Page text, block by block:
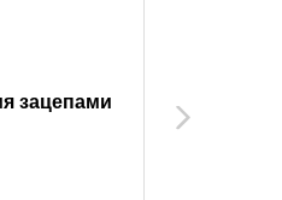
зацепами
(арт.
Next